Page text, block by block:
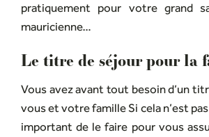
pratiquement pour votre grand
mauricienne…
Le titre de séjour pour la
Vous avez avant tout besoin d’un
vous et votre famille Si cela n’est
important de le faire pour vous